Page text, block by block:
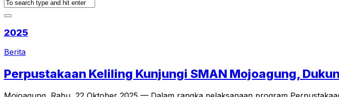
2025
Berita
Perpustakaan Keliling Kunjungi SMAN Mojoagung,